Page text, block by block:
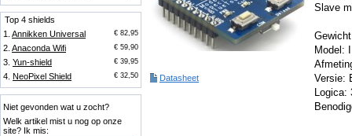
Top 4 shields
1. Annikken Universal € 82,95
2. Anaconda Wifi € 59,90
3. Yun-shield € 39,95
4. NeoPixel Shield € 32,50
Niet gevonden wat u zocht?
Welk artikel mist u nog op onze
site? Ik mis:
Datasheet
Slave
Model:
Versie:
Logica: